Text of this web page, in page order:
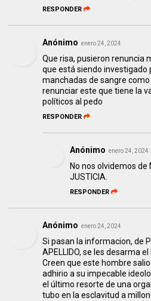
RESPONDER
Anónimo enero 24, 2024
Que risa, pusieron renuncia
que está siendo investigado
manchadas de sangre
renunciar este que tiene la
políticos al pedo
RESPONDER
Anónimo enero 24, 2024
No nos olvidemos
JUSTICIA.
RESPONDER
Anónimo enero 24, 2024
Si pasan la informacion, de
APELLIDO, se les desarma el
Creen que este hombre
adhirio a su impecable
el último resorte de una
tubo en la esclavitud a